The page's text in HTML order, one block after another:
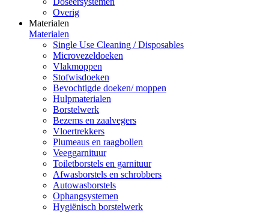
Overig
Materialen
Materialen
Single Use Cleaning / Disposables
Microvezeldoeken
Vlakmoppen
Stofwisdoeken
Bevochtigde doeken/ moppen
Hulpmaterialen
Borstelwerk
Bezems en zaalvegers
Vloertrekkers
Plumeaus en raagbollen
Veeggarnituur
Toiletborstels en garnituur
Afwasborstels en schrobbers
Autowasborstels
Ophangsystemen
Hygiënisch borstelwerk